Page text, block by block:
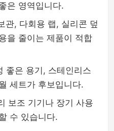
은 영역입니다.
관, 다회용 랩, 실리콘 덮
을 줄이는 제품이 적합
좋은 용기, 스테인리스
세트가 후보입니다.
보조 기기나 장기 사용
수 있습니다.